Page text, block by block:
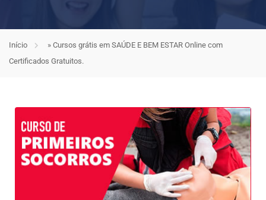
Início » Cursos grátis em SAÚDE E BEM ESTAR Online com
Certificados Gratuitos.